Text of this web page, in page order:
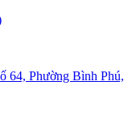
64, Phường Bình Phú,